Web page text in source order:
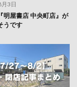
3日
明屋書店 中央町店』が
うです